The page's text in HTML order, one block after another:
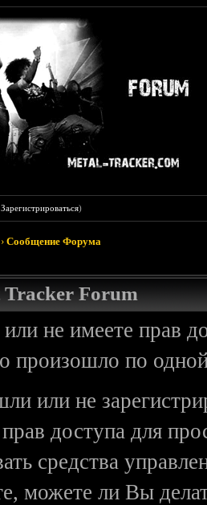
Зарегистрироваться)
›Сообщение Форума
Forum
не имеете прав
произошло по
или не
доступа для
средства
можете ли Вы